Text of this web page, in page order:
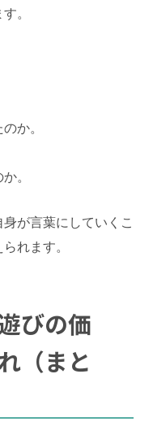
。
か。
。
が言葉にしていくこ
れます。
びの価
（まと